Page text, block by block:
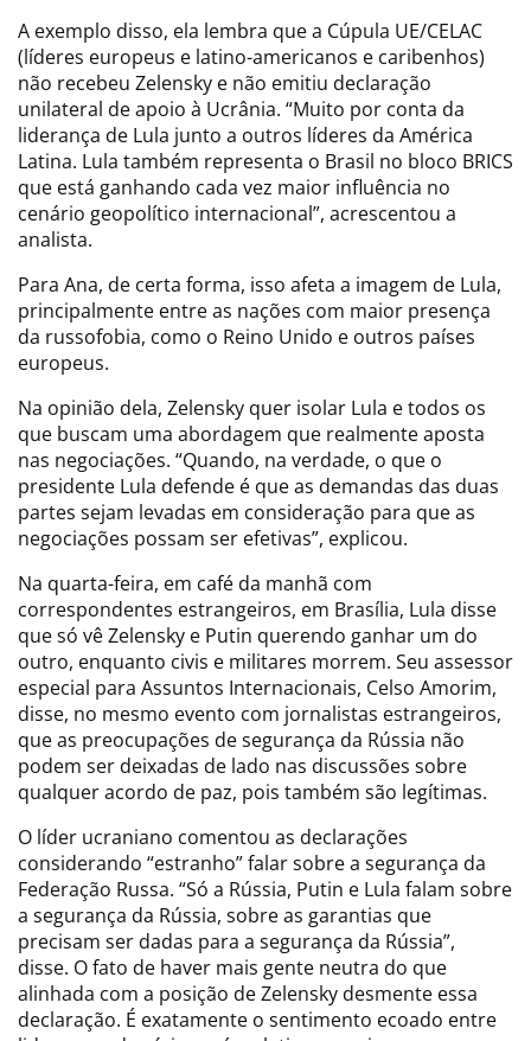
A exemplo disso, ela lembra que a Cúpula UE/CELAC
(líderes europeus e latino-americanos e caribenhos)
não recebeu Zelensky e não emitiu declaração
unilateral de apoio à Ucrânia. “Muito por conta da
liderança de Lula junto a outros líderes da América
Latina. Lula também representa o Brasil no bloco BRICS
que está ganhando cada vez maior influência no
cenário geopolítico internacional”, acrescentou a
analista.
Para Ana, de certa forma, isso afeta a imagem de Lula,
principalmente entre as nações com maior presença
da russofobia, como o Reino Unido e outros países
europeus.
Na opinião dela, Zelensky quer isolar Lula e todos os
que buscam uma abordagem que realmente aposta
nas negociações. “Quando, na verdade, o que o
presidente Lula defende é que as demandas das duas
partes sejam levadas em consideração para que as
negociações possam ser efetivas”, explicou.
Na quarta-feira, em café da manhã com
correspondentes estrangeiros, em Brasília, Lula disse
que só vê Zelensky e Putin querendo ganhar um do
outro, enquanto civis e militares morrem. Seu assessor
especial para Assuntos Internacionais, Celso Amorim,
disse, no mesmo evento com jornalistas estrangeiros,
que as preocupações de segurança da Rússia não
podem ser deixadas de lado nas discussões sobre
qualquer acordo de paz, pois também são legítimas.
O líder ucraniano comentou as declarações
considerando “estranho” falar sobre a segurança da
Federação Russa. “Só a Rússia, Putin e Lula falam sobre
a segurança da Rússia, sobre as garantias que
precisam ser dadas para a segurança da Rússia”,
disse. O fato de haver mais gente neutra do que
alinhada com a posição de Zelensky desmente essa
declaração. É exatamente o sentimento ecoado entre